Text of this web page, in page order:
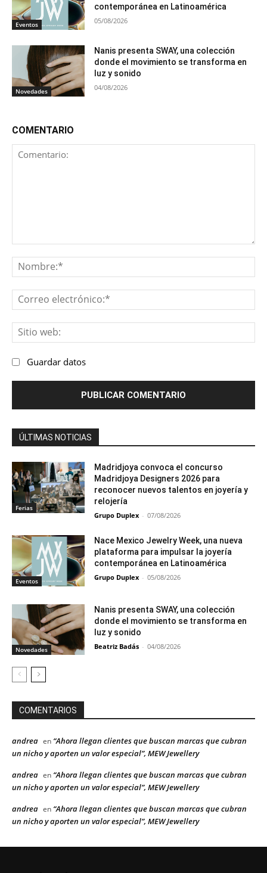
Eventos
contemporánea en Latinoamérica
05/08/2026
Novedades
Nanis presenta SWAY, una colección
donde el movimiento se transforma en
luz y sonido
04/08/2026
COMENTARIO
Guardar datos
ÚLTIMAS NOTICIAS
Ferias
Madridjoya convoca el concurso
Madridjoya Designers 2026 para
reconocer nuevos talentos en joyería y
relojería
Grupo Duplex - 07/08/2026
Eventos
Nace Mexico Jewelry Week, una nueva
plataforma para impulsar la joyería
contemporánea en Latinoamérica
Grupo Duplex - 05/08/2026
Novedades
Nanis presenta SWAY, una colección
donde el movimiento se transforma en
luz y sonido
Beatriz Badás - 04/08/2026
COMENTARIOS
andrea en “Ahora llegan clientes que buscan marcas que cubran
un nicho y aporten un valor especial”, MEW Jewellery
andrea en “Ahora llegan clientes que buscan marcas que cubran
un nicho y aporten un valor especial”, MEW Jewellery
andrea en “Ahora llegan clientes que buscan marcas que cubran
un nicho y aporten un valor especial”, MEW Jewellery